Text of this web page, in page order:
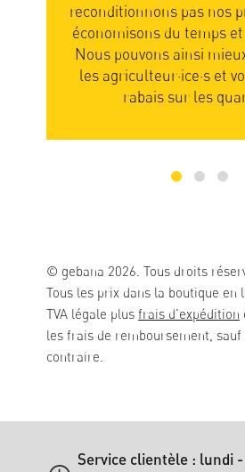
nous
du matériel.
rémunérer
faire des
Vous
soient mûrs et
Votre patience
les fruits et
© gebana 2026. Tous droits
Tous les prix dans la boutique en
TVA légale plus frais d'expédition
les frais de remboursement,
contraire.
Service clientèle : lundi